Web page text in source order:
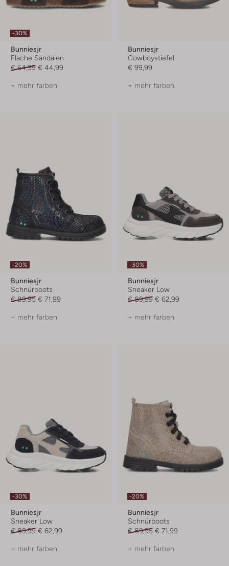
-30%
Bunniesjr
Flache Sandalen
€ 64,99 € 44,99
+ mehr farben
Bunniesjr
Cowboystiefel
€ 99,99
+ mehr farben
-20%
Bunniesjr
Schnürboots
€ 89,95 € 71,99
+ mehr farben
-30%
Bunniesjr
Sneaker Low
€ 89,99 € 62,99
+ mehr farben
-30%
Bunniesjr
Sneaker Low
€ 89,99 € 62,99
+ mehr farben
-20%
Bunniesjr
Schnürboots
€ 89,95 € 71,99
+ mehr farben